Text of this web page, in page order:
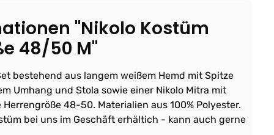
"Nikolo Kostüm
48/50 M"
bestehend aus langem weißem Hemd mit Spitze
Umhang und Stola sowie einer Nikolo Mitra mit
48-50. Materialien aus 100% Polyester.
bei uns im Geschäft erhältich - kann auch gerne